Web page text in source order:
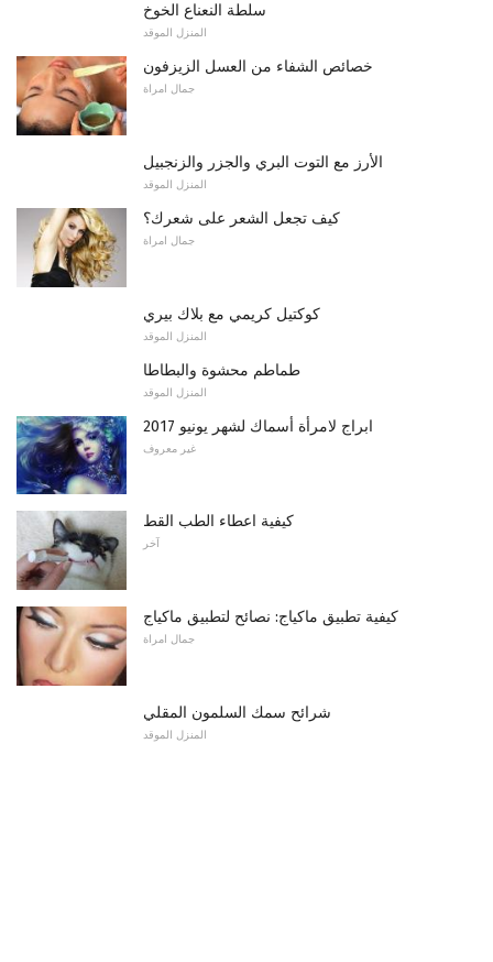
سلطة النعناع الخوخ
المنزل الموقد
خصائص الشفاء من العسل الزيزفون
جمال امراة
الأرز مع التوت البري والجزر والزنجبيل
المنزل الموقد
كيف تجعل الشعر على شعرك؟
جمال امراة
كوكتيل كريمي مع بلاك بيري
المنزل الموقد
طماطم محشوة والبطاطا
المنزل الموقد
ابراج لامرأة أسماك لشهر يونيو 2017
غير معروف
كيفية اعطاء الطب القط
آخر
كيفية تطبيق ماكياج: نصائح لتطبيق ماكياج
جمال امراة
شرائح سمك السلمون المقلي
المنزل الموقد